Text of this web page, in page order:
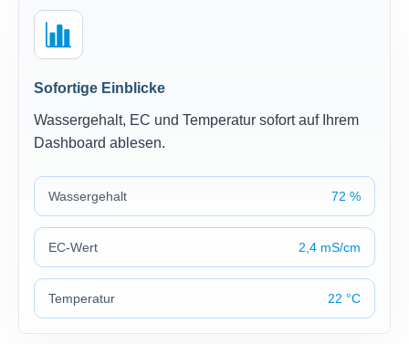
Sofortige Einblicke
Wassergehalt, EC und Temperatur sofort auf Ihrem
Dashboard ablesen.
Wassergehalt 72 %
EC-Wert 2,4 mS/cm
Temperatur 22 °C